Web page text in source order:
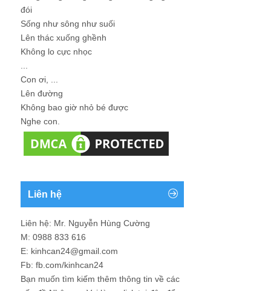
đói
Sống như sông như suối
Lên thác xuống ghềnh
Không lo cực nhọc
Con ơi, ...
Lên đường
Không bao giờ nhỏ bé được
Nghe con.
Liên hệ
Liên hệ: Mr. Nguyễn Hùng Cường
M: 0988 833 616
E: kinhcan24@gmail.com
Fb: fb.com/kinhcan24
Bạn muốn tìm kiếm thêm thông tin về các